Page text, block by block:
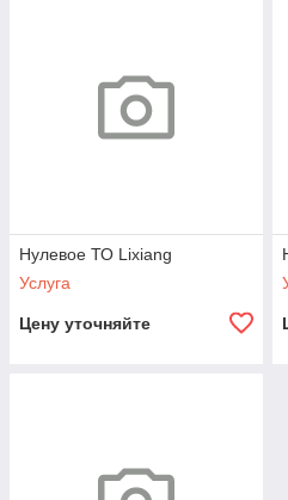
рекомендуется выполнять
проверки состояния
подготовки автомобиля к
Нулевое ТО Lixiang
Услуга
Цену уточняйте